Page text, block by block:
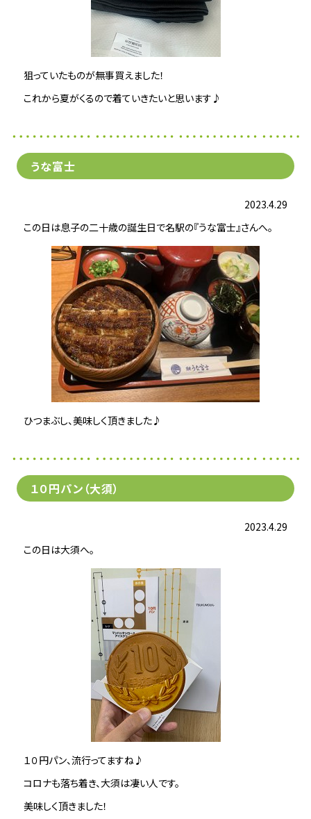
狙っていたものが無事買えました！
これから夏がくるので着ていきたいと思います♪
うな富士
2023.4.29
この日は息子の二十歳の誕生日で名駅の『うな富士』さんへ。
ひつまぶし、美味しく頂きました♪
１０円パン（大須）
2023.4.29
この日は大須へ。
１０円パン、流行ってますね♪
コロナも落ち着き、大須は凄い人です。
美味しく頂きました！